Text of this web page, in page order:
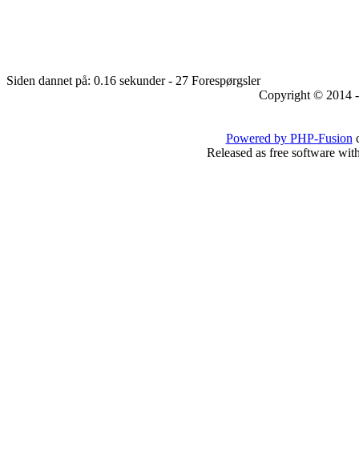
Siden dannet på: 0.16 sekunder - 27 Forespørgsler
Copyright © 2014
Powered by PHP-Fusion
Released as free software